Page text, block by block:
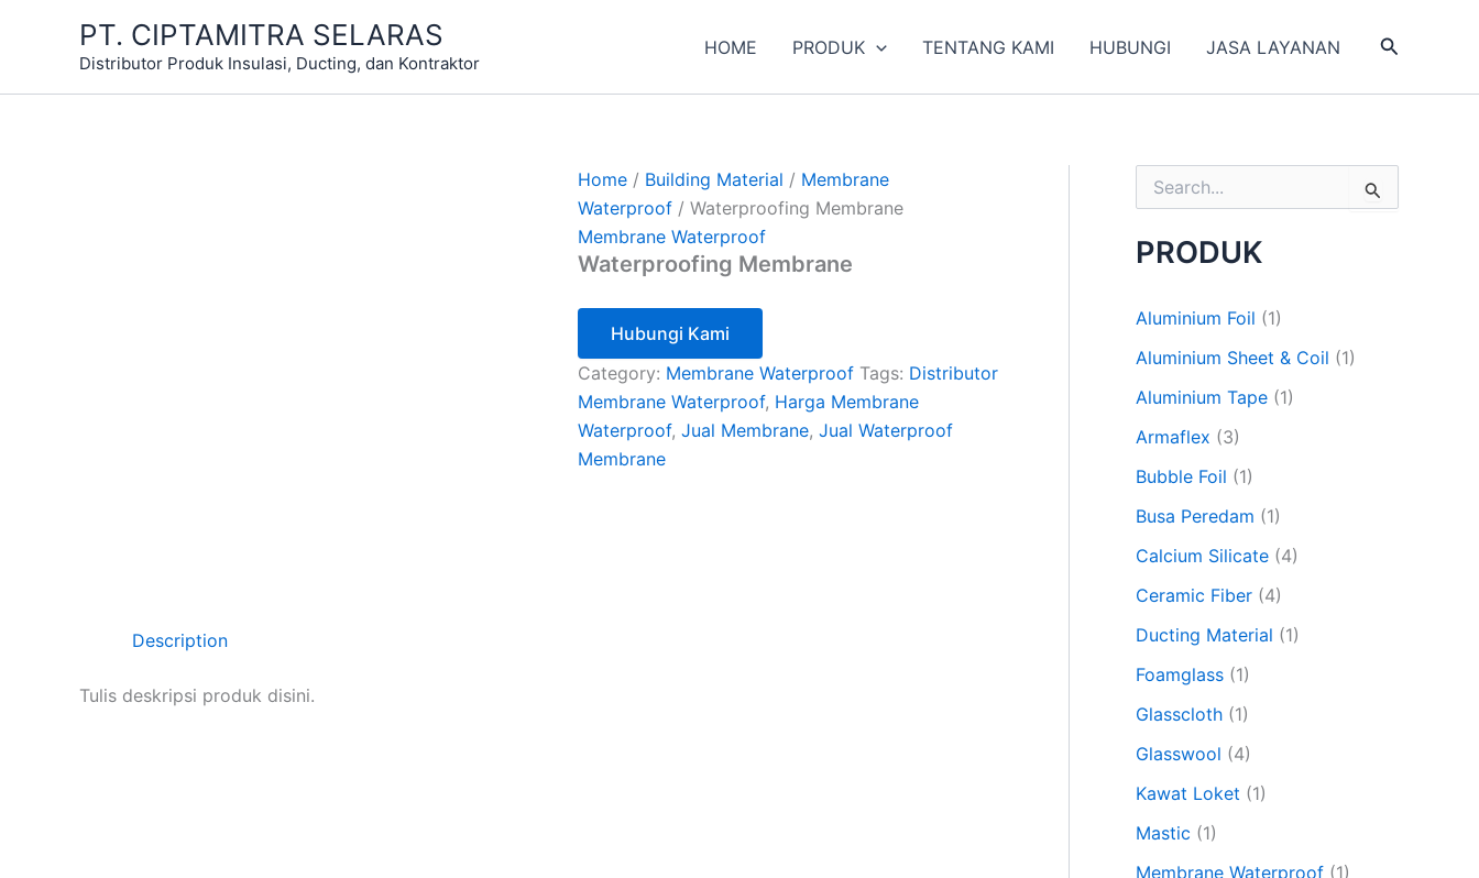
PT. CIPTAMITRA SELARAS
Distributor Produk Insulasi, Ducting, dan Kontraktor
HOME PRODUK TENTANG KAMI HUBUNGI JASA LAYANAN Search
Home / Building Material / Membrane
Waterproof / Waterproofing Membrane
Membrane Waterproof
Waterproofing Membrane
Hubungi Kami
Category: Membrane Waterproof Tags: Distributor
Membrane Waterproof, Harga Membrane
Waterproof,Jual Membrane,Jual Waterproof
Membrane
Description
Tulis deskripsi produk disini.
e
f
r
PRODUK
Aluminium Foil (1)
Aluminium Sheet & Coil (1)
Aluminium Tape (1)
Armaflex (3)
Bubble Foil (1)
Busa Peredam (1)
Calcium Silicate (4)
Ceramic Fiber (4)
Ducting Material (1)
Foamglass (1)
Glasscloth (1)
Glasswool (4)
Kawat Loket (1)
Mastic (1)
Membrane Waterproof (1)